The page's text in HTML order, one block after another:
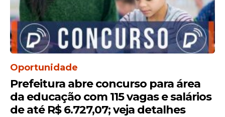
Oportunidade
Prefeitura abre concurso para área
da educação com 115 vagas e salários
de até R$ 6.727,07; veja detalhes